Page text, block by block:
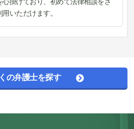
いただけます。
の弁護士を探す